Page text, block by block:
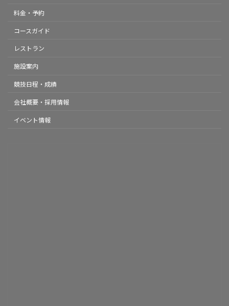
料金・予約
コースガイド
レストラン
施設案内
競技日程・成績
会社概要・採用情報
イベント情報